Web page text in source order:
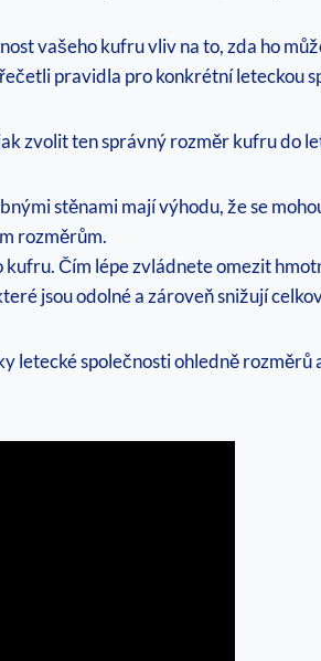
vašeho kufru vliv na to, zda ho
pravidla pro konkrétní leteckou
zvolit ten správný rozměr kufru do
stěnami mají výhodu, že se
rozměrům.
Čím lépe zvládnete omezit
jsou odolné a zároveň snižují
letecké společnosti ohledně